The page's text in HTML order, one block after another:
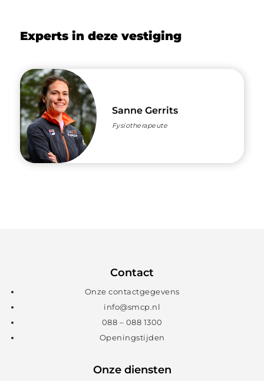
Experts in deze vestiging
Sanne Gerrits
Fysiotherapeute
Contact
Onze contactgegevens
info@smcp.nl
088 – 088 1300
Openingstijden
Onze diensten